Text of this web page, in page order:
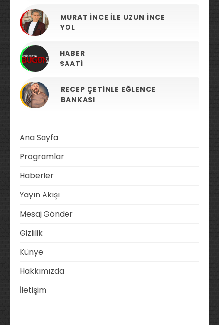
MURAT İNCE ILE UZUN İNCE
YOL
HABER
SAATI
RECEP ÇETINLE EĞLENCE
BANKASI
Ana Sayfa
Programlar
Haberler
Yayın Akışı
Mesaj Gönder
Gizlilik
Künye
Hakkımızda
İletişim